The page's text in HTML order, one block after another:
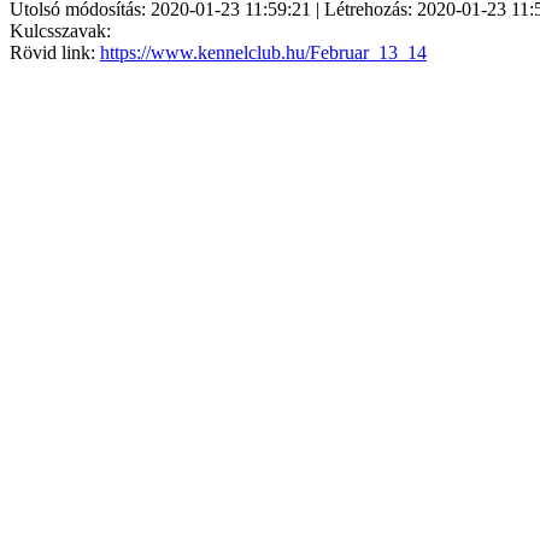
Utolsó módosítás: 2020-01-23 11:59:21 | Létrehozás: 2020-01-23
Kulcsszavak:
Rövid link: https://www.kennelclub.hu/Februar_13_14